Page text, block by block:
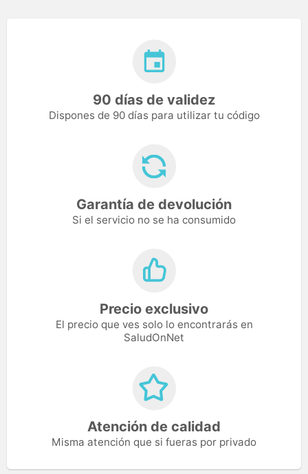
90 días de validez
Dispones de 90 días para utilizar tu código
Garantía de devolución
Si el servicio no se ha consumido
Precio exclusivo
El precio que ves solo lo encontrarás en
SaludOnNet
Atención de calidad
Misma atención que si fueras por privado